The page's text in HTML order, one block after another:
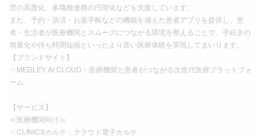
営の高度化、多職種連携の円滑化などを支援しています。
また、予約・決済・お薬手帳などの機能を備えた患者アプリを提供し、患
者・生活者が医療機関とスムーズにつながる環境を整えることで、手続きの
簡素化や待ち時間短縮といったより良い医療体験を実現してまいります。
【ブランドサイト】
・MEDLEY AI CLOUD：医療機関と患者がつながる次世代医療プラットフォ
ーム
【サービス】
≪医療機関向け≫
・CLINICSカルテ：クラウド電子カルテ